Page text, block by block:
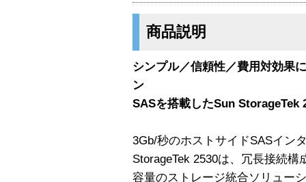
商品説明
シンプル／信頼性／費用対効果
ン
SASを搭載したSun StorageTek
3Gb/秒のホストサイドSASイン
StorageTek 2530は、冗長接続
容量のストレージ統合ソリュー